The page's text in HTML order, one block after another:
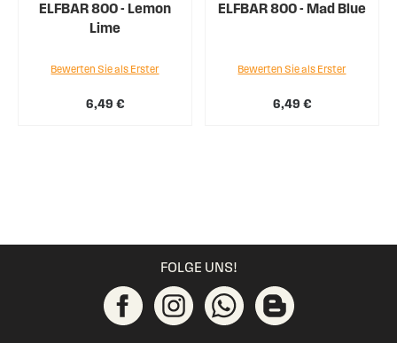
ELFBAR 800 - Lemon
Lime
6,49 €
Bewerten Sie als Erster
ELFBAR 800 - Mad Blue
6,49 €
Bewerten Sie als Erster
FOLGE UNS!